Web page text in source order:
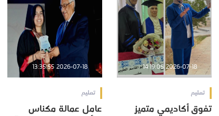
2026-07-18 14:19:05
تعليم
تفوق أكاديمي متميز
2026-07-18 13:35:55
تعليم
عامل عمالة مكناس